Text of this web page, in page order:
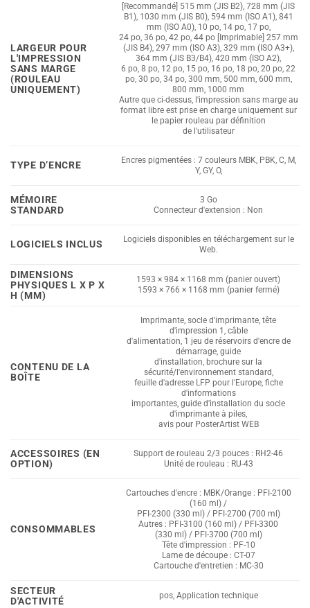
LARGEUR POUR
L'IMPRESSION
SANS MARGE
(ROULEAU
UNIQUEMENT)
[Recommandé] 515 mm (JIS B2), 728 mm (JIS
B1), 1030 mm (JIS B0), 594 mm (ISO A1), 841
mm (ISO A0), 10 po, 14 po, 17 po,
24 po, 36 po, 42 po, 44 po [Imprimable] 257 mm
(JIS B4), 297 mm (ISO A3), 329 mm (ISO A3+),
364 mm (JIS B3/B4), 420 mm (ISO A2),
6 po, 8 po, 12 po, 15 po, 16 po, 18 po, 20 po, 22
po, 30 po, 34 po, 300 mm, 500 mm, 600 mm,
800 mm, 1000 mm
Autre que ci-dessus, l'impression sans marge au
format libre est prise en charge uniquement sur
le papier rouleau par définition
de l'utilisateur
TYPE D’ENCRE
Encres pigmentées : 7 couleurs MBK, PBK, C, M,
Y, GY, O,
MÉMOIRE
STANDARD
3 Go
Connecteur d'extension : Non
LOGICIELS INCLUS
Logiciels disponibles en téléchargement sur le
Web.
DIMENSIONS
PHYSIQUES L X P X
H (MM)
1593 × 984 × 1168 mm (panier ouvert)
1593 × 766 × 1168 mm (panier fermé)
CONTENU DE LA
BOÎTE
Imprimante, socle d'imprimante, tête
d'impression 1, câble
d'alimentation, 1 jeu de réservoirs d'encre de
démarrage, guide
d'installation, brochure sur la
sécurité/l'environnement standard,
feuille d'adresse LFP pour l'Europe, fiche
d'informations
importantes, guide d'installation du socle
d'imprimante à piles,
avis pour PosterArtist WEB
ACCESSOIRES (EN
OPTION)
Support de rouleau 2/3 pouces : RH2-46
Unité de rouleau : RU-43
CONSOMMABLES
Cartouches d'encre : MBK/Orange : PFI-2100
(160 ml) /
PFI-2300 (330 ml) / PFI-2700 (700 ml)
Autres : PFI-3100 (160 ml) / PFI-3300
(330 ml) / PFI-3700 (700 ml)
Tête d'impression : PF-10
Lame de découpe : CT-07
Cartouche d'entretien : MC-30
SECTEUR
D'ACTIVITÉ
pos, Application technique